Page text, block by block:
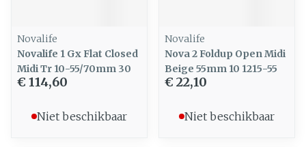
Novalife
Novalife 1 Gx Flat Closed
Midi Tr 10-55/70mm 30
€ 114,60
Niet beschikbaar
Novalife
Nova 2 Foldup Open Midi
Beige 55mm 10 1215-55
€ 22,10
Niet beschikbaar